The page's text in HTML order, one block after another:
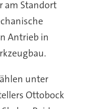
am Standort
Antrieb in
unter
Ottobock